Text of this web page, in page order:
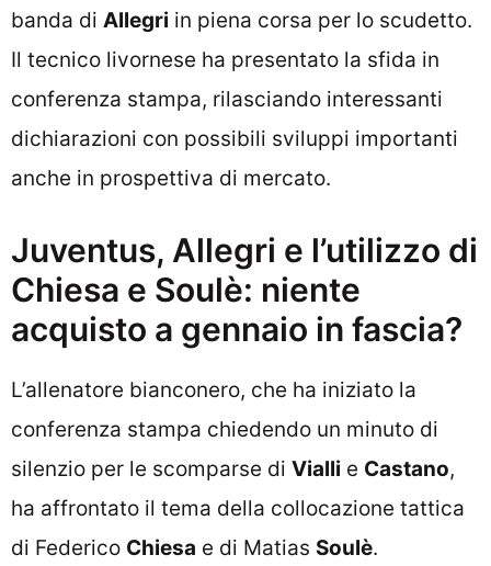
banda di Allegri in piena corsa per lo scudetto.
Il tecnico livornese ha presentato la sfida in
conferenza stampa, rilasciando interessanti
dichiarazioni con possibili sviluppi importanti
anche in prospettiva di mercato.
Juventus, Allegri e l’utilizzo di
Chiesa e Soulè: niente
acquisto a gennaio in fascia?
L’allenatore bianconero, che ha iniziato la
conferenza stampa chiedendo un minuto di
silenzio per le scomparse di Vialli e Castano,
ha affrontato il tema della collocazione tattica
di Federico Chiesa e di Matias Soulè.